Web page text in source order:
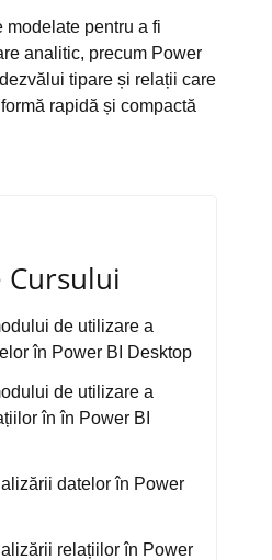
modelate pentru a fi
analitic, precum Power
tipare și relații care
rapidă și compactă
de utilizare a
în Power BI Desktop
de utilizare a
în în Power BI
datelor în Power
relațiilor în Power